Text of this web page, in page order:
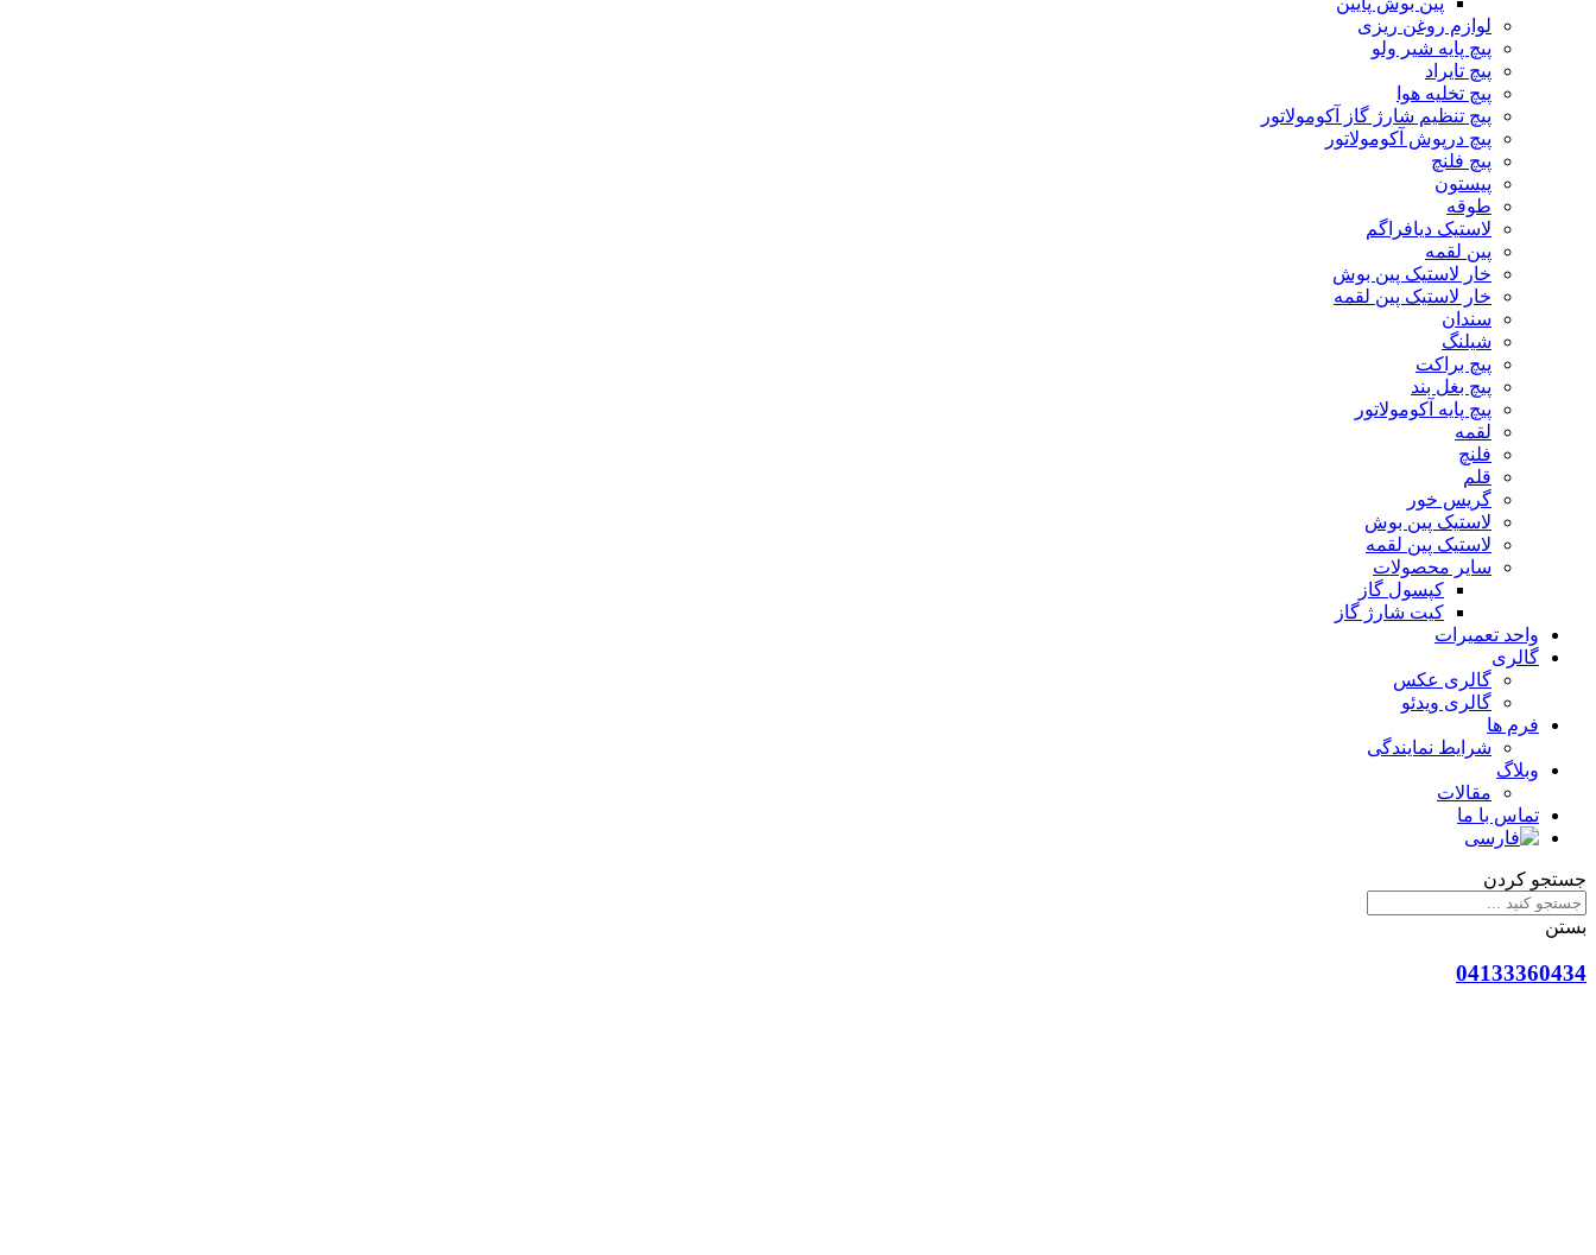
لوازم روغن ریزی
پیچ پایه شیر ولو
پیچ تایراد
پیچ تخلیه هوا
پیچ تنظیم شارژ گاز آکومولاتور
پیچ درپوش آکومولاتور
پیچ فلنچ
پیستون
طوقه
لاستیک دیافراگم
پین لقمه
خار لاستیک پین بوش
خار لاستیک پین لقمه
سندان
شیلنگ
پیچ براکت
پیچ بغل بند
پیچ پایه آکومولاتور
لقمه
فلنچ
قلم
گریس خور
لاستیک پین بوش
لاستیک پین لقمه
سایر محصولات
کپسول گاز
کیت شارژ گاز
واحد تعمیرات
گالری
گالری عکس
گالری ویدئو
فرم ها
شرایط نمایندگی
وبلاگ
مقالات
تماس با ما
جستجو کردن
بستن
04133360434